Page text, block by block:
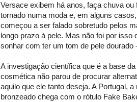
Versace exibem há anos, faça chuva
tornado numa moda e, em alguns
começou a ser falado sobretudo pelos
longo prazo à pele. Mas não foi por
sonhar com ter um tom de pele dourado
A investigação científica que é a base
cosmética não parou de procurar
aquilo que ele tanto deseja. A Portugal,
bronzeado chega com o rótulo Fake